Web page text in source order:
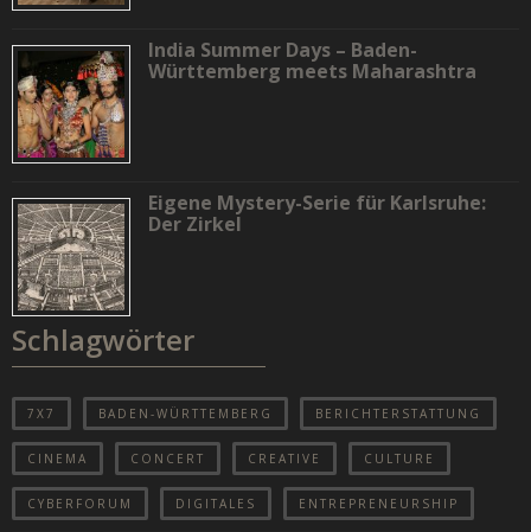
India Summer Days – Baden-
Württemberg meets Maharashtra
Eigene Mystery-Serie für Karlsruhe:
Der Zirkel
Schlagwörter
7X7 BADEN-WÜRTTEMBERG BERICHTERSTATTUNG
CINEMA CONCERT CREATIVE CULTURE
CYBERFORUM DIGITALES ENTREPRENEURSHIP